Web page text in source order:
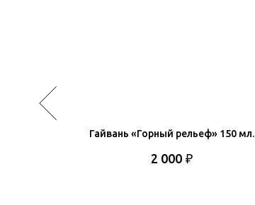
Гайвань «Горный рельеф» 150 мл.
2 000 ₽